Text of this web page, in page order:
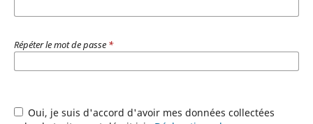
Répéter le mot de passe *
Oui, je suis d'accord d'avoir mes données collectées